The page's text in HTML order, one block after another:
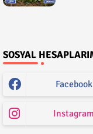
SOSYAL
Facebook
Instagram